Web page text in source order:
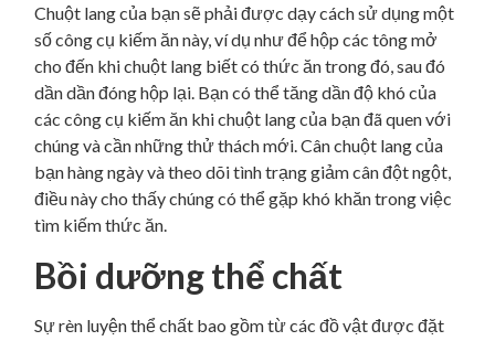
Chuột lang của bạn sẽ phải được dạy cách sử dụng một
số công cụ kiếm ăn này, ví dụ như để hộp các tông mở
cho đến khi chuột lang biết có thức ăn trong đó, sau đó
dần dần đóng hộp lại. Bạn có thể tăng dần độ khó của
các công cụ kiếm ăn khi chuột lang của bạn đã quen với
chúng và cần những thử thách mới. Cân chuột lang của
bạn hàng ngày và theo dõi tình trạng giảm cân đột ngột,
điều này cho thấy chúng có thể gặp khó khăn trong việc
tìm kiếm thức ăn.
Bồi dưỡng thể chất
Sự rèn luyện thể chất bao gồm từ các đồ vật được đặt